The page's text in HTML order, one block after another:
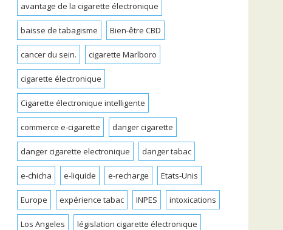
avantage de la cigarette électronique
baisse de tabagisme Bien-être CBD
cancer du sein. cigarette Marlboro
cigarette électronique
Cigarette électronique intelligente
commerce e-cigarette danger cigarette
danger cigarette electronique danger tabac
e-chicha e-liquide e-recharge Etats-Unis
Europe expérience tabac INPES intoxications
Los Angeles législation cigarette électronique